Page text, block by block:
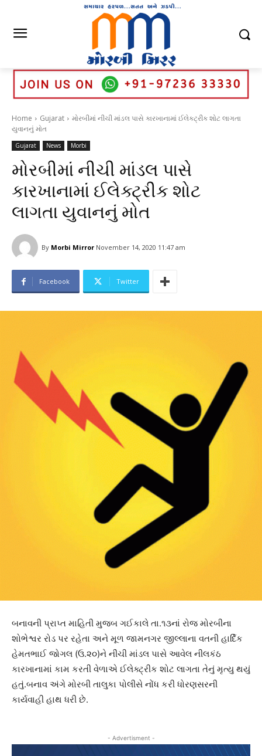
Home Gujarat
મોરબીમાં નીચી માંડલ પાસે કારખાનામાં ઈલેક્ટ્રીક શોટ લાગતા
યુવાનનું મોત
Gujarat News Morbi
મોરબીમાં નીચી માંડલ પાસે
કારખાનામાં ઈલેક્ટ્રીક શોટ
લાગતા યુવાનનું મોત
By Morbi Mirror November 14, 2020 11:47 am
Facebook Twitter
બનાવની પ્રાપ્ત માહિતી મુજબ ગઈકાલે તા.૧૩નાં રોજ મોરબીના
શોભેશ્વર રોડ પર રહેતા અને મૂળ જામનગર જીલ્લાના વતની હાર્દિક
હેમતભાઈ જોગલ (ઉ.૨૦)ને નીંચી માંડલ પાસે આવેલ નીલકંઠ
કારખાનામાં કામ કરતી વેળાએ ઈલેક્ટ્રીક શોટ લાગતા તેનું મૃત્યુ થયું
હતું.બનાવ અંગે મોરબી તાલુકા પોલીસે નોંધ કરી ધોરણસરની
કાર્યવાહી હાથ ધરી છે.
- Advertisment -